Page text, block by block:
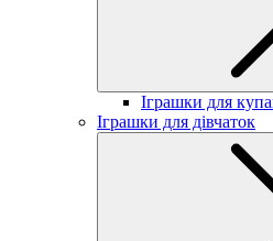
Іграшки для
Іграшки для дівчаток